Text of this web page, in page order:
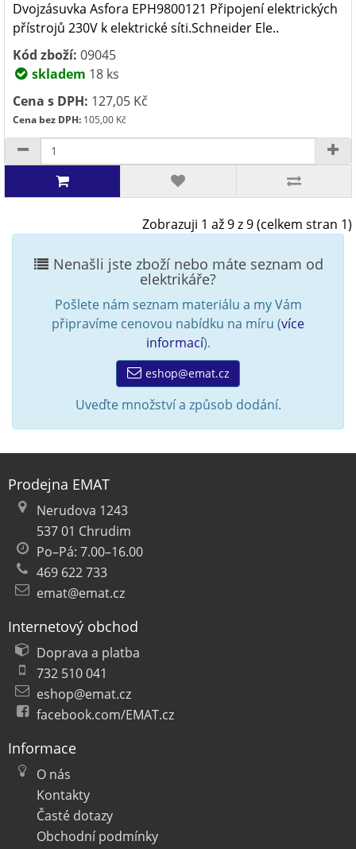
Dvojzásuvka Asfora EPH9800121 Připojení elektrických
přístrojů 230V k elektrické síti.Schneider Ele..
Kód zboží: 09045
skladem 18 ks
Cena s DPH: 127,05 Kč
Cena bez DPH: 105,00 Kč
Zobrazuji 1 až 9 z 9 (celkem stran 1)
Nenašli jste zboží nebo máte seznam od
elektrikáře?
Pošlete nám seznam materiálu a my Vám
připravíme cenovou nabídku na míru (více
informací).
eshop@emat.cz
Uveďte množství a způsob dodání.
Prodejna EMAT
Nerudova 1243
537 01 Chrudim
Po–Pá: 7.00–16.00
469 622 733
emat@emat.cz
Internetový obchod
Doprava a platba
732 510 041
eshop@emat.cz
facebook.com/EMAT.cz
Informace
O nás
Kontakty
Časté dotazy
Obchodní podmínky